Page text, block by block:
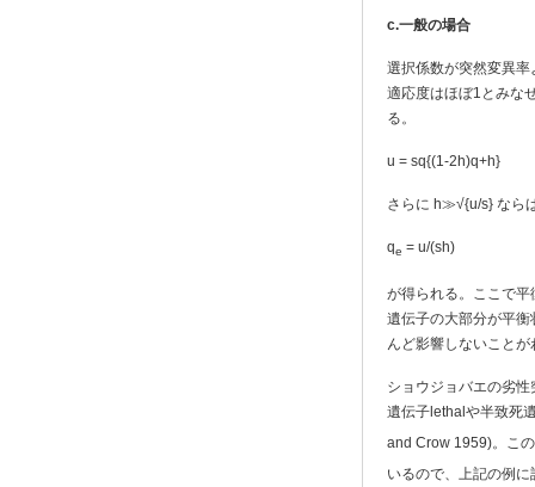
c.一般の場合
選択係数が突然変異
適応度はほぼ1とみな
る。
u = sq{(1-2h)q+h}
さらに h≫√{u/s} なら
qe = u/(sh)
が得られる。ここで
遺伝子の大部分が平
んど影響しないことが
ショウジョバエの劣
遺伝子lethalや半致死
and Crow 1959)。こ
いるので、上記の例